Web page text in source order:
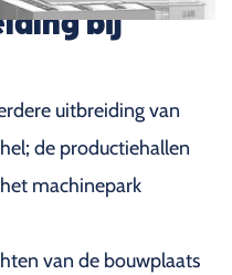
bij
uitbreiding van
de productiehallen
machinepark
van de bouwplaats